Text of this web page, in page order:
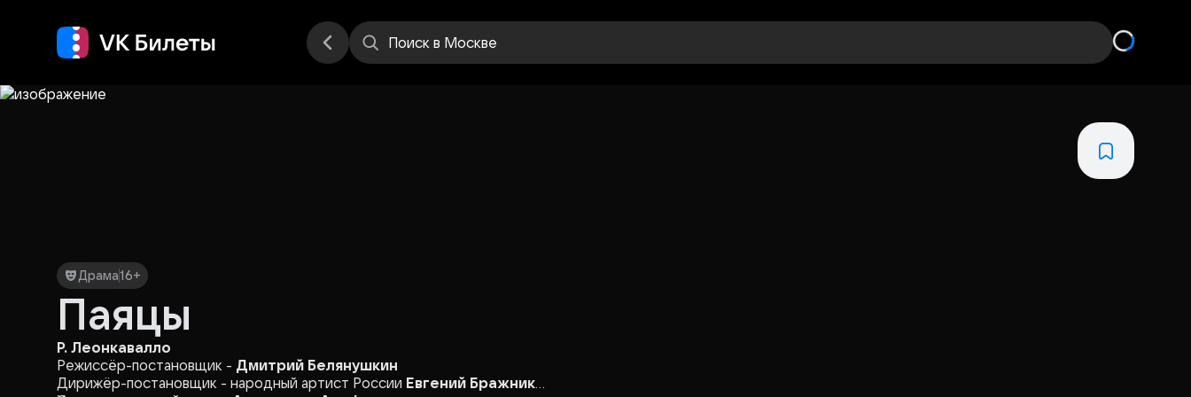
Поиск в Москве
Драма16+
Паяцы
Р. Леонкавалло
Режиссёр-постановщик - Дмитрий Белянушкин
Дирижёр-постановщик - народный артист России Евгений Бражник